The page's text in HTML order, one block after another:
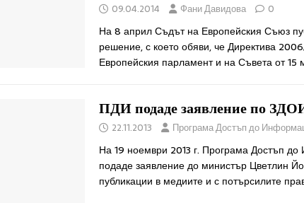
09.04.2014 Фани Давидова 0
На 8 април Съдът на Европейския Съюз
решение, с което обяви, че Директива
Европейския парламент и на Съвета от 15
ПДИ подаде заявление по
22.11.2013 Програма Достъп до
На 19 ноември 2013 г. Програма Достъп
подаде заявление до министър Цветлин
публикации в медиите и с потърсилите